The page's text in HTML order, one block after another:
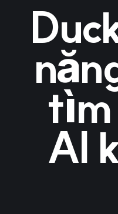
tìm
AI